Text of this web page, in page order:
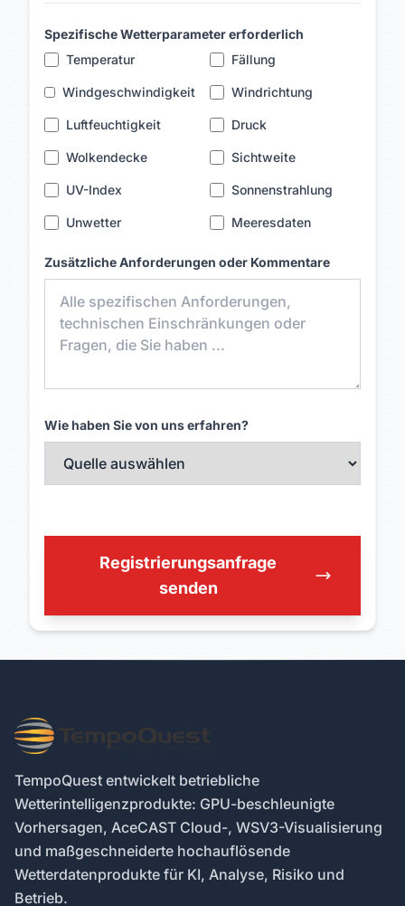
Spezifische Wetterparameter erforderlich
Temperatur
Fällung
Windgeschwindigkeit Windrichtung
Luftfeuchtigkeit Druck
Wolkendecke Sichtweite
UV-Index Sonnenstrahlung
Unwetter Meeresdaten
Zusätzliche Anforderungen oder Kommentare
Wie haben Sie von uns erfahren?
Registrierungsanfrage
senden
TempoQuest entwickelt betriebliche
Wetterintelligenzprodukte: GPU-beschleunigte
Vorhersagen, AceCAST Cloud-, WSV3-Visualisierung
und maßgeschneiderte hochauflösende
Wetterdatenprodukte für KI, Analyse, Risiko und
Betrieb.